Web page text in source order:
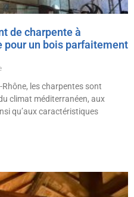
de charpente à
un bois parfaitement
les charpentes sont
climat méditerranéen, aux
qu’aux caractéristiques